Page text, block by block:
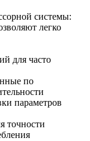
системы:
легко
для часто
по
параметров
точности